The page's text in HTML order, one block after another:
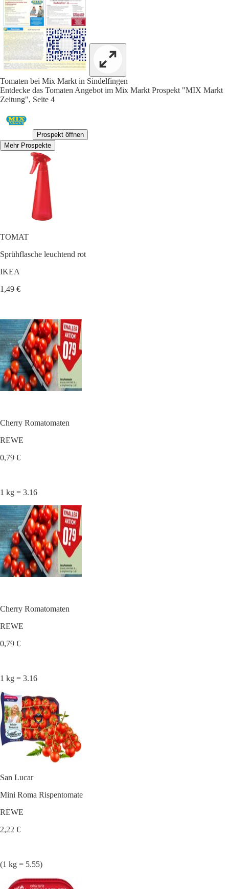
Tomaten bei Mix Markt in Sindelfingen
Entdecke das Tomaten Angebot im Mix Markt Prospekt "MIX Markt
Zeitung", Seite 4
Prospekt öffnen
Mehr Prospekte
TOMAT
Sprühflasche leuchtend rot
IKEA
1,49 €
Cherry Romatomaten
REWE
0,79 €
1 kg = 3.16
Cherry Romatomaten
REWE
0,79 €
1 kg = 3.16
San Lucar
Mini Roma Rispentomate
REWE
2,22 €
(1 kg = 5.55)